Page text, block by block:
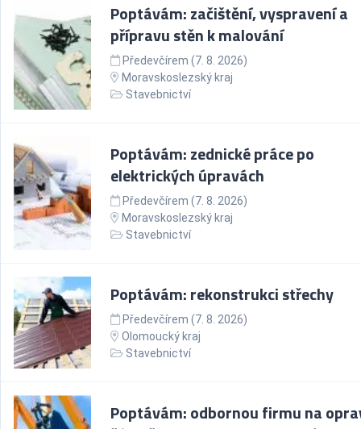
Poptávám: začištění, vyspravení a
přípravu stěn k malování
Předevčírem (7. 8. 2026)
Moravskoslezský kraj
Stavebnictví
Poptávám: zednické práce po
elektrických úpravách
Předevčírem (7. 8. 2026)
Moravskoslezský kraj
Stavebnictví
Poptávám: rekonstrukci střechy
Předevčírem (7. 8. 2026)
Olomoucký kraj
Stavebnictví
Poptávám: odbornou firmu na